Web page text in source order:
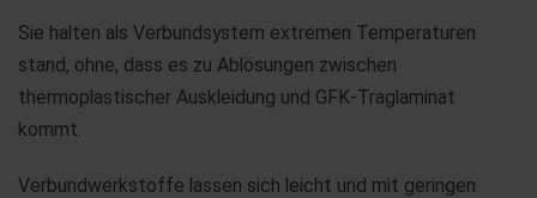
Sie halten als Verbundsystem extremen Temperaturen
stand, ohne, dass es zu Ablösungen zwischen
thermoplastischer Auskleidung und GFK-Traglaminat
kommt.
Verbundwerkstoffe lassen sich leicht und mit geringen